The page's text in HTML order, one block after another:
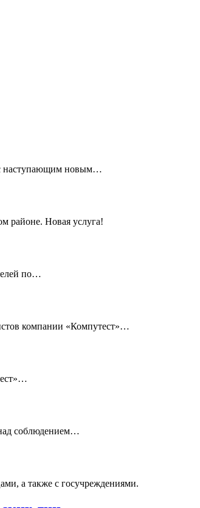
наступающим новым…
районе. Новая услуга!
по…
компании «Компутест»…
соблюдением…
а также с госучреждениями.